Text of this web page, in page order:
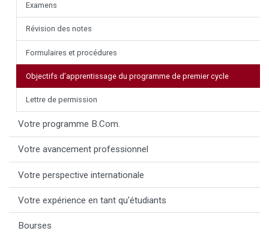
Examens
Révision des notes
Formulaires et procédures
Objectifs d’apprentissage du programme de premier cycle
Lettre de permission
Votre programme B.Com.
Votre avancement professionnel
Votre perspective internationale
Votre expérience en tant qu'étudiants
Bourses